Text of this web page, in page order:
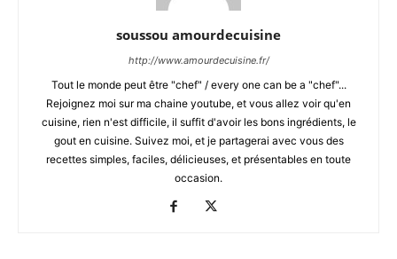
soussou amourdecuisine
http://www.amourdecuisine.fr/
Tout le monde peut être "chef" / every one can be a "chef"...
Rejoignez moi sur ma chaine youtube, et vous allez voir qu'en
cuisine, rien n'est difficile, il suffit d'avoir les bons ingrédients, le
gout en cuisine. Suivez moi, et je partagerai avec vous des
recettes simples, faciles, délicieuses, et présentables en toute
occasion.